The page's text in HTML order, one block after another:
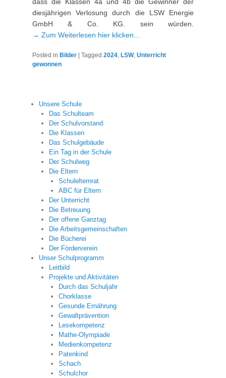
diesjährigen Verlosung durch die LSW Energie
GmbH & Co. KG. sein würden.
→ Zum Weiterlesen hier klicken…
Posted in Bilder | Tagged 2024 LSW, Unterricht
gewonnen
Unsere Schule
Das Schulteam
Der Schulvorstand
Die Klassen
Das Schulgebäude
Ein Tag in der Schule
Der Schulweg
Die Eltern
Schulelternrat
ABC für Eltern
Der Unterricht
Die Betreuung
Der offene Ganztag
Die Arbeitsgemeinschaften
Die Bücherei
Der Förderverein
Unser Schulprogramm
Leitbild
Projekte und Aktivitäten
Durch das Schuljahr
Chorklasse
Gesunde Ernährung
Gewaltprävention
Lesekompetenz
Mathe-Olympiade
Medienkompetenz
Patenkind
Schach
Schulchor